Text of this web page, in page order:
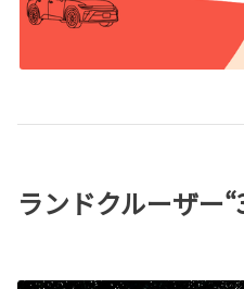
ランドクルーザー